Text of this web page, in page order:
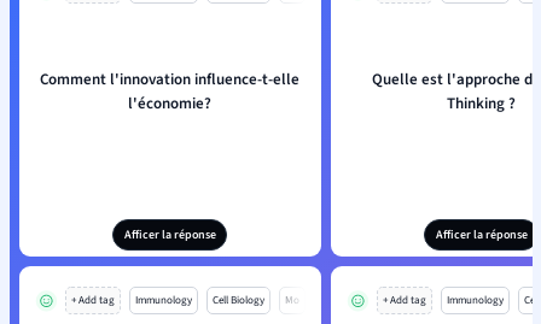
Comment l'innovation influence-t-elle
l'économie?
Afficer la réponse
Quelle est l'approche
Thinking ?
Afficer la réponse
+ Add tag Immunology Cell Biology Mo + Add tag Immunology